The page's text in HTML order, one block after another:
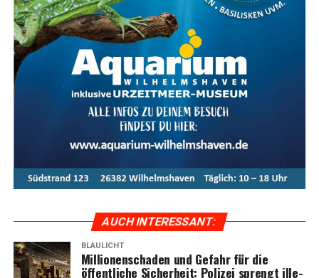
AUCH INTER­ES­SANT:
BLAULICHT
Mil­lio­nen­scha­den und Gefahr für die
öffent­li­che Sicher­heit: Poli­zei sprengt ille­